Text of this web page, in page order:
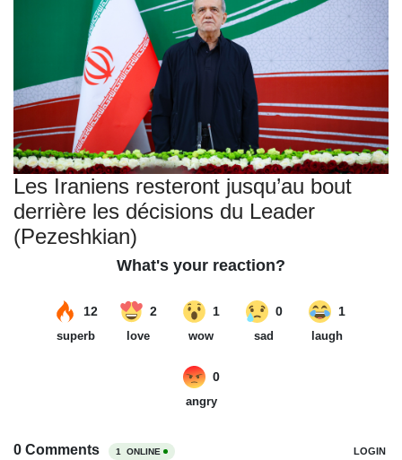
Les Iraniens resteront jusqu’au bout
derrière les décisions du Leader
(Pezeshkian)